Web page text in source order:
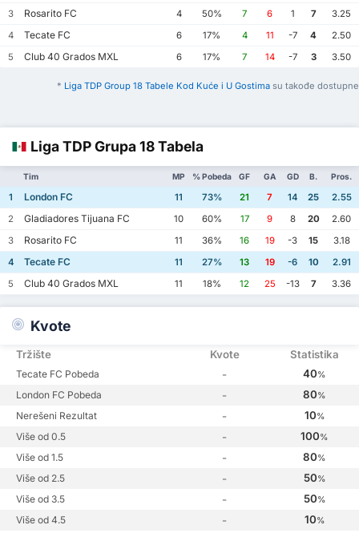
3
Rosarito FC 4 50% 7 6 1 7
3.25
4
Tecate FC 6 17% 4 11 -7 4
2.50
5
Club 40 Grados MXL 6 17% 7 14 -7 3 3.50
* Liga TDP Group 18 Tabele Kod Kuće i U Gostima su takođe dostupne
Liga TDP Grupa 18 Tabela
Tim MP % Pobeda GF GA GD B. Pros.
1 London FC 11 73% 21 7 14 25
2.55
2
Gladiadores Tijuana FC 10 60% 17 9 8 20
2.60
3
Rosarito FC 11 36% 16 19 -3 15
3.18
4
Tecate FC 11 27% 13 19 -6 10
2.91
5
Club 40 Grados MXL 11 18% 12 25 -13 7 3.36
Kvote
Tržište Kvote Statistika
Tecate FC Pobeda - 40%
London FC Pobeda - 80%
Nerešeni Rezultat - 10%
Više od 0.5 - 100%
Više od 1.5 - 80%
Više od 2.5 - 50%
Više od 3.5 - 50%
Više od 4.5 - 10%